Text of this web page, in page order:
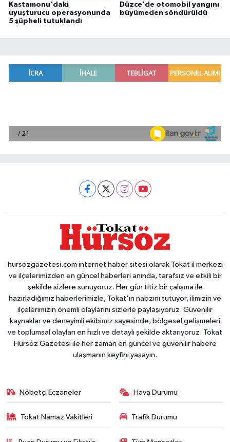
Kastamonu'daki
uyuşturucu operasyonunda
5 şüpheli tutuklandı
Düzce'de otomobil yangını
büyümeden söndürüldü
hursozgazetesi.com internet haber sitesi olarak Tokat il merkezi
ve ilçelerimizden en güncel haberleri anında, tarafsız ve etkili bir
şekilde sizlere sunuyoruz. Her gün titiz bir çalışma ile
hazırladığımız haberlerimizle, Tokat'ın nabzını tutuyor, ilimizin ve
ilçelerimizin önemli olaylarını sizlerle paylaşıyoruz. Güvenilir
kaynaklar ve deneyimli ekibimiz sayesinde, bölgesel gelişmeleri
ve toplumsal olayları en hızlı ve detaylı şekilde aktarıyoruz. Tokat
Hürsöz Gazetesi ile her zaman en güncel ve güvenilir habere
ulaşmanın keyfini yaşayın.
Nöbetçi Eczaneler Hava Durumu
Tokat Namaz Vakitleri Trafik Durumu